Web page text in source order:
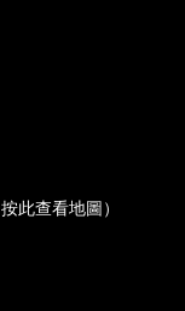
按此查看地圖）